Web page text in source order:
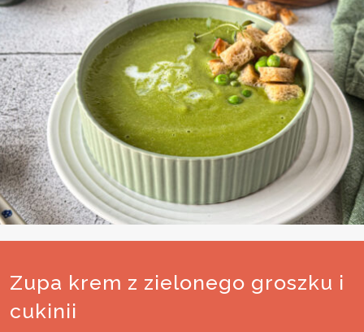
Zupa krem z zielonego groszku i
cukinii